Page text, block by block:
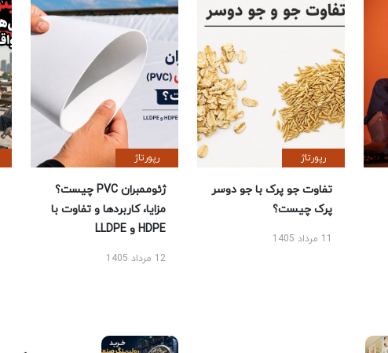
رپورتاژ
تفاوت جو پرک با جو دوسر
پرک چیست؟
11 مرداد 1405
رپورتاژ
ژئوممبران PVC چیست؟
مزایا، کاربردها و تفاوت با
HDPE و LLDPE
12 مرداد 1405